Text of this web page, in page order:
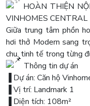
HOÀN THIỆN
VINHOMES CENTRAL
Giữa trung tâm phồn
hơi thở Modern sang
chu, tinh tế trong từng
Thông tin dự án
▐ Dự án: Căn hộ
▐ Vị trí: Landmark 1
▐ Diện tích: 108m²